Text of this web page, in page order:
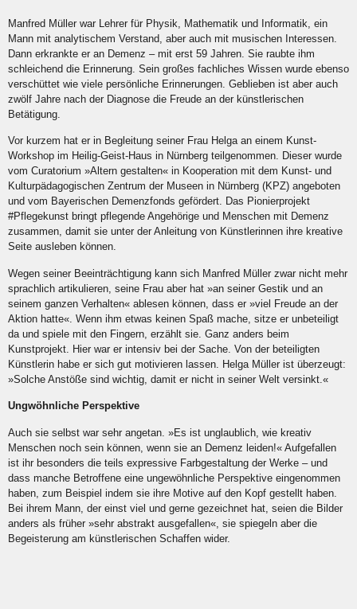
Manfred Müller war Lehrer für Physik, Mathematik und Informatik, ein
Mann mit analytischem Verstand, aber auch mit musischen Interessen.
Dann erkrankte er an Demenz – mit erst 59 Jahren. Sie raubte ihm
schleichend die Erinnerung. Sein großes fachliches Wissen wurde ebenso
verschüttet wie viele persönliche Erinnerungen. Geblieben ist aber auch
zwölf Jahre nach der Diagnose die Freude an der künstlerischen
Betätigung.
Vor kurzem hat er in Begleitung seiner Frau Helga an einem Kunst-
Workshop im Heilig-Geist-Haus in Nürnberg teilgenommen. Dieser wurde
vom Curatorium »Altern gestalten« in Kooperation mit dem Kunst- und
Kulturpädagogischen Zentrum der Museen in Nürnberg (KPZ) angeboten
und vom Bayerischen Demenzfonds gefördert. Das Pionierprojekt
#Pflegekunst bringt pflegende Angehörige und Menschen mit Demenz
zusammen, damit sie unter der Anleitung von Künstlerinnen ihre kreative
Seite ausleben können.
Wegen seiner Beeinträchtigung kann sich Manfred Müller zwar nicht mehr
sprachlich artikulieren, seine Frau aber hat »an seiner Gestik und an
seinem ganzen Verhalten« ablesen können, dass er »viel Freude an der
Aktion hatte«. Wenn ihm etwas keinen Spaß mache, sitze er unbeteiligt
da und spiele mit den Fingern, erzählt sie. Ganz anders beim
Kunstprojekt. Hier war er intensiv bei der Sache. Von der beteiligten
Künstlerin habe er sich gut motivieren lassen. Helga Müller ist überzeugt:
»Solche Anstöße sind wichtig, damit er nicht in seiner Welt versinkt.«
Ungwöhnliche Perspektive
Auch sie selbst war sehr angetan. »Es ist unglaublich, wie kreativ
Menschen noch sein können, wenn sie an Demenz leiden!« Aufgefallen
ist ihr besonders die teils expressive Farbgestaltung der Werke – und
dass manche Betroffene eine ungewöhnliche Perspektive eingenommen
haben, zum Beispiel indem sie ihre Motive auf den Kopf gestellt haben.
Bei ihrem Mann, der einst viel und gerne gezeichnet hat, seien die Bilder
anders als früher »sehr abstrakt ausgefallen«, sie spiegeln aber die
Begeisterung am künstlerischen Schaffen wider.